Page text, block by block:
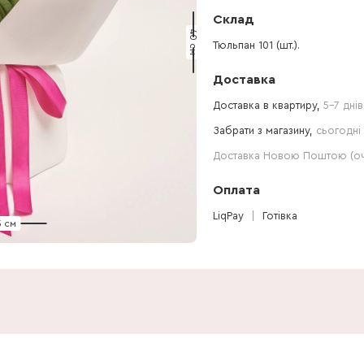
40 см
см
Склад
Тюльпан 101 (шт.).
Доставка
Доставка в квартиру, 5-7 днів
Забрати з магазину,
Доставка Новою Поштою
Оплата
LiqPay Готівка